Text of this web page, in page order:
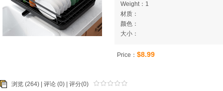
Weight：1
材质：
颜色：
大小：
Price： $8.99
浏览 (264) | 评论 (0) | 评分(0)